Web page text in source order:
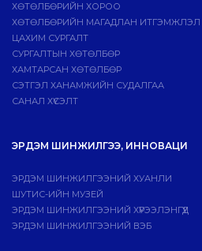
ХӨТӨЛБӨРИЙН ХОРОО
ХӨТӨЛБӨРИЙН МАГАДЛАН ИТГЭМЖЛЭЛ
ЦАХИМ СУРГАЛТ
СУРГАЛТЫН ХӨТӨЛБӨР
ХАМТАРСАН ХӨТӨЛБӨР
СЭТГЭЛ ХАНАМЖИЙН СУДАЛГАА
САНАЛ ХҮСЭЛТ
ЭРДЭМ ШИНЖИЛГЭЭ, ИННОВАЦИ
ЭРДЭМ ШИНЖИЛГЭЭНИЙ ХУАНЛИ
ШУТИС-ИЙН МУЗЕЙ
ЭРДЭМ ШИНЖИЛГЭЭНИЙ ХҮРЭЭЛЭНГҮҮД
ЭРДЭМ ШИНЖИЛГЭЭНИЙ ВЭБ